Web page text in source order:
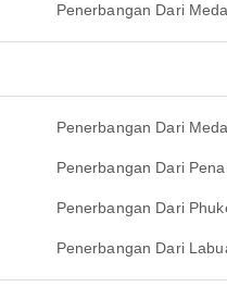
Penerbangan Dari
Penerbangan Dari
Penerbangan Dari
Penerbangan Dari
Penerbangan Dari